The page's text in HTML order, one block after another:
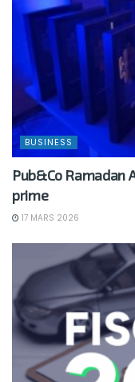
BUSINESS
Pub&Co Ramadan
prime
17 MARS 2026